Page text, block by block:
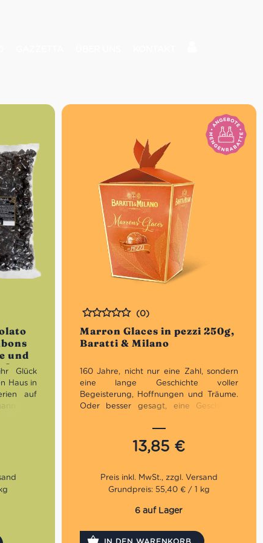
und
Glück
Haus in
auf
1979
daraus
mit
Marron Glaces in pezzi 250g,
Baratti & Milano
Bewertet
(0)
160 Jahre, nicht nur eine Zahl, sondern
eine lange Geschichte voller
Begeisterung, Hoffnungen und Träume.
Oder besser gesagt, eine Geschichte
eines Unternehmens ist die Geschichte
von Männern und Frauen der Region.
Persönlichkeiten, die das Unternehmen
geprägt haben. Und wenn es wahr ist,
dass uns unser Planet von unseren
bei Baratti & Milano stolz darauf, so zu
unsere Fußstapfen treten, eine noch
13,85 €
Grundpreis: 55,40 € / 1 kg
6 auf Lager